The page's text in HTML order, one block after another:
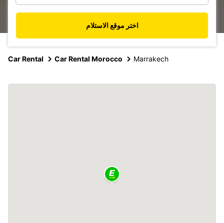
اختر موقع الاستلام
Car Rental Car Rental Morocco Marrakech